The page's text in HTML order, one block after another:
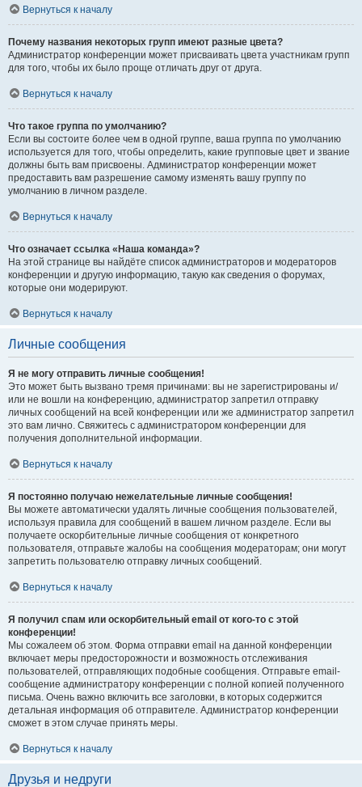
Вернуться к началу
Почему названия некоторых групп имеют разные цвета?
Администратор конференции может присваивать цвета участникам групп
для того, чтобы их было проще отличать друг от друга.
Вернуться к началу
Что такое группа по умолчанию?
Если вы состоите более чем в одной группе, ваша группа по умолчанию
используется для того, чтобы определить, какие групповые цвет и звание
должны быть вам присвоены. Администратор конференции может
предоставить вам разрешение самому изменять вашу группу по
умолчанию в личном разделе.
Вернуться к началу
Что означает ссылка «Наша команда»?
На этой странице вы найдёте список администраторов и модераторов
конференции и другую информацию, такую как сведения о форумах,
которые они модерируют.
Вернуться к началу
Личные сообщения
Я не могу отправить личные сообщения!
Это может быть вызвано тремя причинами: вы не зарегистрированы и/
или не вошли на конференцию, администратор запретил отправку
личных сообщений на всей конференции или же администратор запретил
это вам лично. Свяжитесь с администратором конференции для
получения дополнительной информации.
Вернуться к началу
Я постоянно получаю нежелательные личные сообщения!
Вы можете автоматически удалять личные сообщения пользователей,
используя правила для сообщений в вашем личном разделе. Если вы
получаете оскорбительные личные сообщения от конкретного
пользователя, отправьте жалобы на сообщения модераторам; они могут
запретить пользователю отправку личных сообщений.
Вернуться к началу
Я получил спам или оскорбительный email от кого-то с этой
конференции!
Мы сожалеем об этом. Форма отправки email на данной конференции
включает меры предосторожности и возможность отслеживания
пользователей, отправляющих подобные сообщения. Отправьте email-
сообщение администратору конференции с полной копией полученного
письма. Очень важно включить все заголовки, в которых содержится
детальная информация об отправителе. Администратор конференции
сможет в этом случае принять меры.
Вернуться к началу
Друзья и недруги